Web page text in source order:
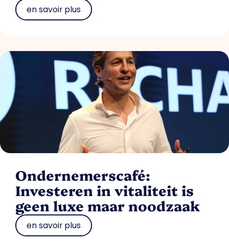
en savoir plus
Ondernemerscafé:
Investeren in vitaliteit is
geen luxe maar noodzaak
en savoir plus